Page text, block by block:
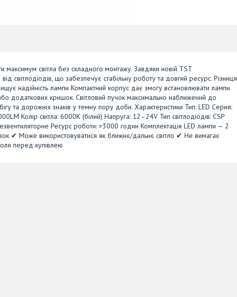
максимум світла без складного монтажу. Завдяки новій TST
що забезпечує стабільну роботу та довгий ресурс. Різниця
надійність лампи Компактний корпус дає змогу встановлювати лампи
додаткових кришок. Світловий пучок максимально наближений до
та дорожніх знаків у темну пору доби. Характеристики Тип: LED Серия:
Колір світла: 6000K (білий) Напруга: 12–24V Тип світлодіодів: CSP
Ресурс роботи: >3000 годин Комплектація LED лампи — 2
✔ Може використовуватися як ближнє/дальнє світло ✔ Не вимагає
перед купівлею